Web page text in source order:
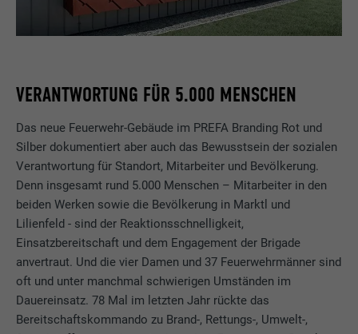
VERANTWORTUNG FÜR 5.000 MENSCHEN
Das neue Feuerwehr-Gebäude im PREFA Branding Rot und
Silber dokumentiert aber auch das Bewusstsein der sozialen
Verantwortung für Standort, Mitarbeiter und Bevölkerung.
Denn insgesamt rund 5.000 Menschen – Mitarbeiter in den
beiden Werken sowie die Bevölkerung in Marktl und
Lilienfeld - sind der Reaktionsschnelligkeit,
Einsatzbereitschaft und dem Engagement der Brigade
anvertraut. Und die vier Damen und 37 Feuerwehrmänner sind
oft und unter manchmal schwierigen Umständen im
Dauereinsatz. 78 Mal im letzten Jahr rückte das
Bereitschaftskommando zu Brand-, Rettungs-, Umwelt-,